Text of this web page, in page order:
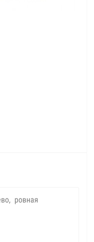
ровная